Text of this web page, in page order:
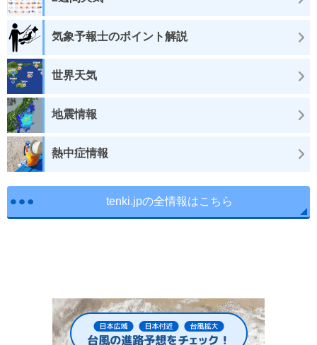
気象予報士のポイント解説
世界天気
地震情報
熱中症情報
tenki.jpの全情報はこちら